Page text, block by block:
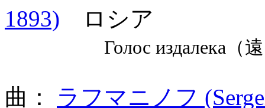
1893) ロシア
Голос издалека（遠
曲： ラフマニノフ